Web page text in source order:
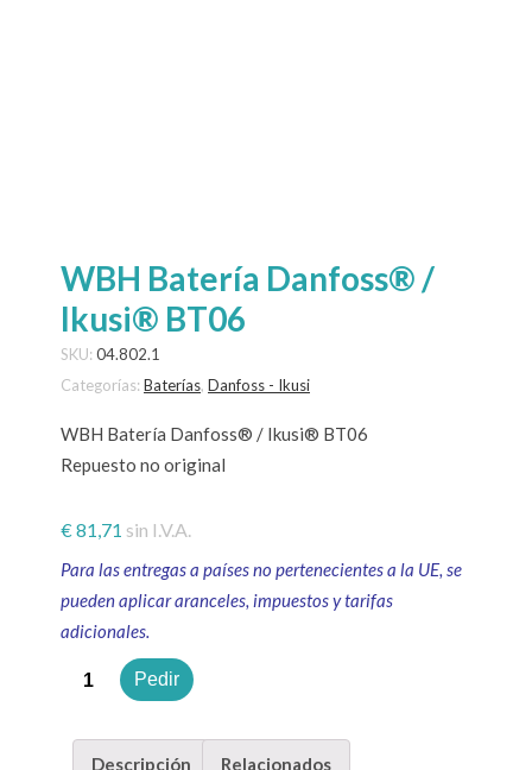
WBH Batería Danfoss® /
Ikusi® BT06
SKU: 04.802.1
Categorías: Baterías, Danfoss - Ikusi
WBH Batería Danfoss® / Ikusi® BT06
Repuesto no original
€ 81,71 sin I.V.A.
Para las entregas a países no pertenecientes a la UE, se
pueden aplicar aranceles, impuestos y tarifas
adicionales.
Cantidad Pedir
Descripción Relacionados